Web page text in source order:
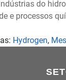
do
e processos
Hydrogen,